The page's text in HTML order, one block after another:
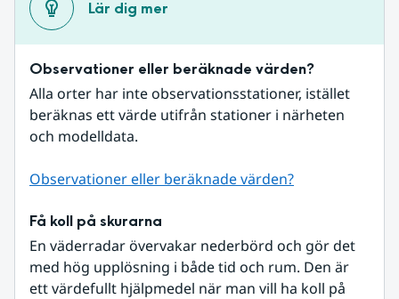
Lär dig mer
Observationer eller beräknade värden?
Alla orter har inte observationsstationer, istället
beräknas ett värde utifrån stationer i närheten
och modelldata.
Observationer eller beräknade värden?
Få koll på skurarna
En väderradar övervakar nederbörd och gör det
med hög upplösning i både tid och rum. Den är
ett värdefullt hjälpmedel när man vill ha koll på